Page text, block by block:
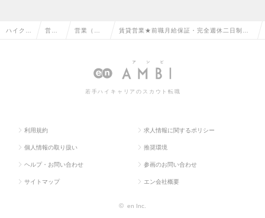
ハイクラ 営業 営業（個 賃貸営業★前職月給保証・完全週休二日制・
業！の求人情報
若手ハイキャリアのスカウト転職
利用規約 求人情報に関するポリシー
個人情報の取り扱い 推奨環境
ヘルプ・お問い合わせ 参画のお問い合わせ
サイトマップ エン会社概要
© en Inc.